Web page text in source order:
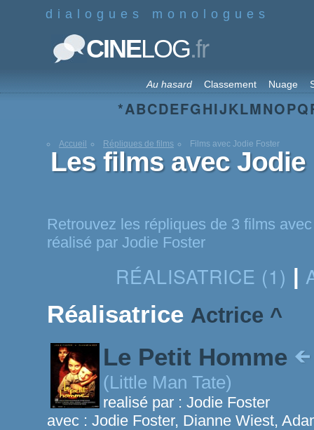
dialogues monologues
CINELOG.fr
Au hasard Classement Nuage
*ABCDEFGHIJKLMNOPQ
Accueil Répliques de films Films avec Jodie Foster
Les films avec Jodie
Retrouvez les répliques de 3 films
réalisé par Jodie Foster
RÉALISATRICE (1)
Réalisatrice Actrice ^
Le Petit Homme
(Little Man Tate)
realisé par : Jodie Foster
avec : Jodie Foster, Dianne Wiest,